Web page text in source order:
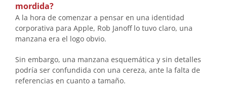
mordida?
A la hora de comenzar a pensar en una identidad
corporativa para Apple, Rob Janoff lo tuvo claro, una
manzana era el logo obvio.
Sin embargo, una manzana esquemática y sin detalles
podría ser confundida con una cereza, ante la falta de
referencias en cuanto a tamaño.